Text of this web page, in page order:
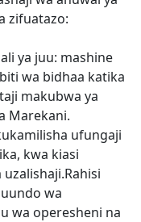
zifuatazo:
ya juu: mashine
wa bidhaa katika
makubwa ya
Marekani.
ufungaji
kwa kiasi
wa
wa operesheni na